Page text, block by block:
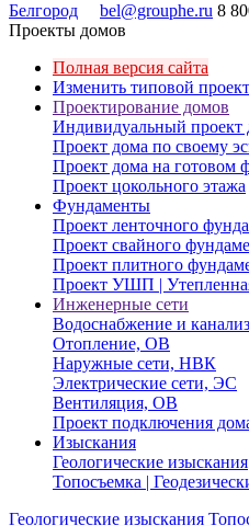
Белгород bel@grouphe.ru 8
Проекты домов
Полная версия сайта
Изменить типовой
Проектирование домов
Индивидуальный проект
Проект дома по своему
Проект дома на готовом
Проект цокольного этажа
Фундаменты
Проект ленточного
Проект свайного
Проект плитного
Проект УШП |
Инженерные сети
Водоснабжение и
Отопление, ОВ
Наружные сети, НВК
Электрические сети, ЭС
Вентиляция, ОВ
Проект подключения
Изыскания
Геологические изыскания
Топосъемка |
Геологические изыскания